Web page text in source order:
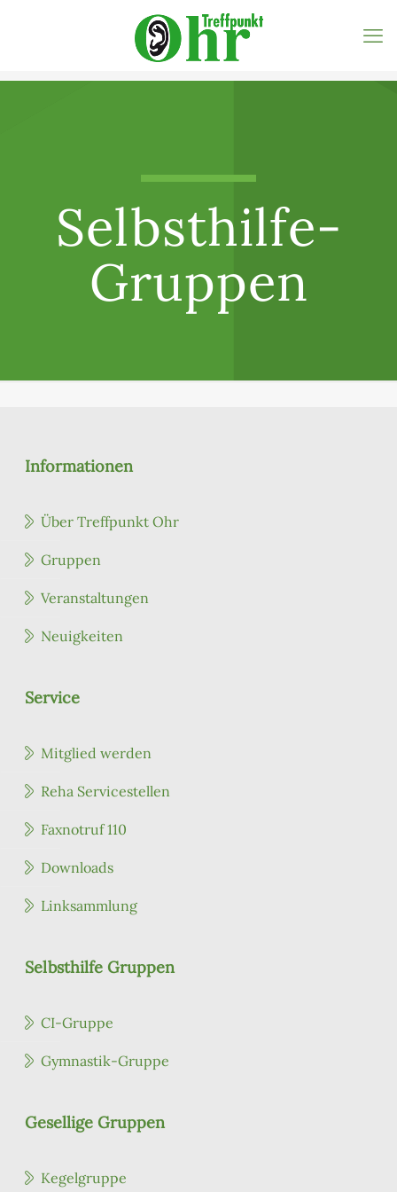
Selbsthilfe-
Gruppen
Informationen
Über Treffpunkt Ohr
Gruppen
Veranstaltungen
Neuigkeiten
Service
Mitglied werden
Reha Servicestellen
Faxnotruf 110
Downloads
Linksammlung
Selbsthilfe Gruppen
CI-Gruppe
Gymnastik-Gruppe
Gesellige Gruppen
Kegelgruppe